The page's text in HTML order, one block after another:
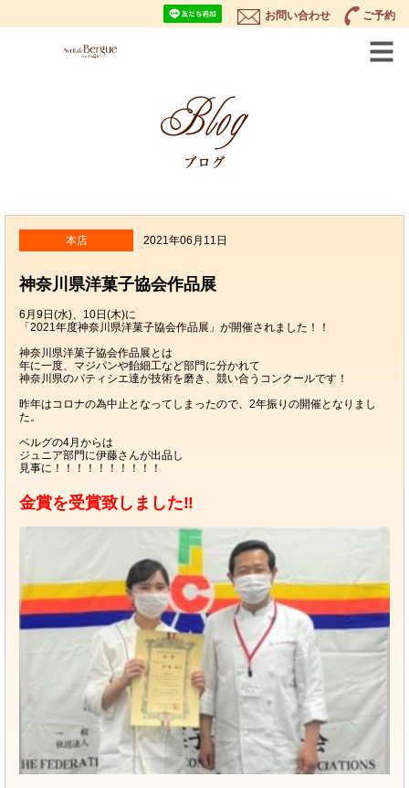
お問い合わせ ご予約
本店 2021年06月11日
神奈川県洋菓子協会作品展
6月9日(水)、10日(木)に
「2021年度神奈川県洋菓子協会作品展」が開催されました！！
神奈川県洋菓子協会作品展とは
年に一度、マジパンや飴細工など部門に分かれて
神奈川県のパティシエ達が技術を磨き、競い合うコンクールです！
昨年はコロナの為中止となってしまったので、2年振りの開催となりまし
た。
ベルグの4月からは
ジュニア部門に伊藤さんが出品し
見事に！！！！！！！！！！
金賞を受賞致しました‼️